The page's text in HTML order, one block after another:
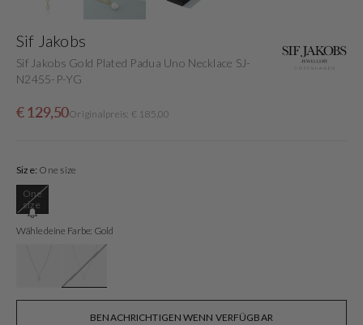
Sif Jakobs
Sif Jakobs Gold Plated Padua Uno Necklace SJ-
N2455-P-YG
Verkaufspreis
€ 129,50
NormalerOriginalpreis: € 185,00
Size: One size
One
sizeVariante
ausverkauft
oder
nicht
Wähle deine Farbe: Gold
BENACHRICHTIGEN WENN VERFÜGBAR